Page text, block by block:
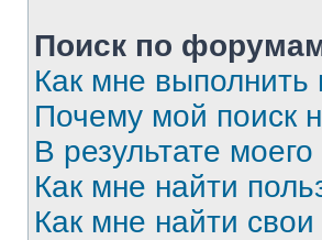
Поиск по
Как мне
Почему мой поиск
В результате
Как мне найти
Как мне найти